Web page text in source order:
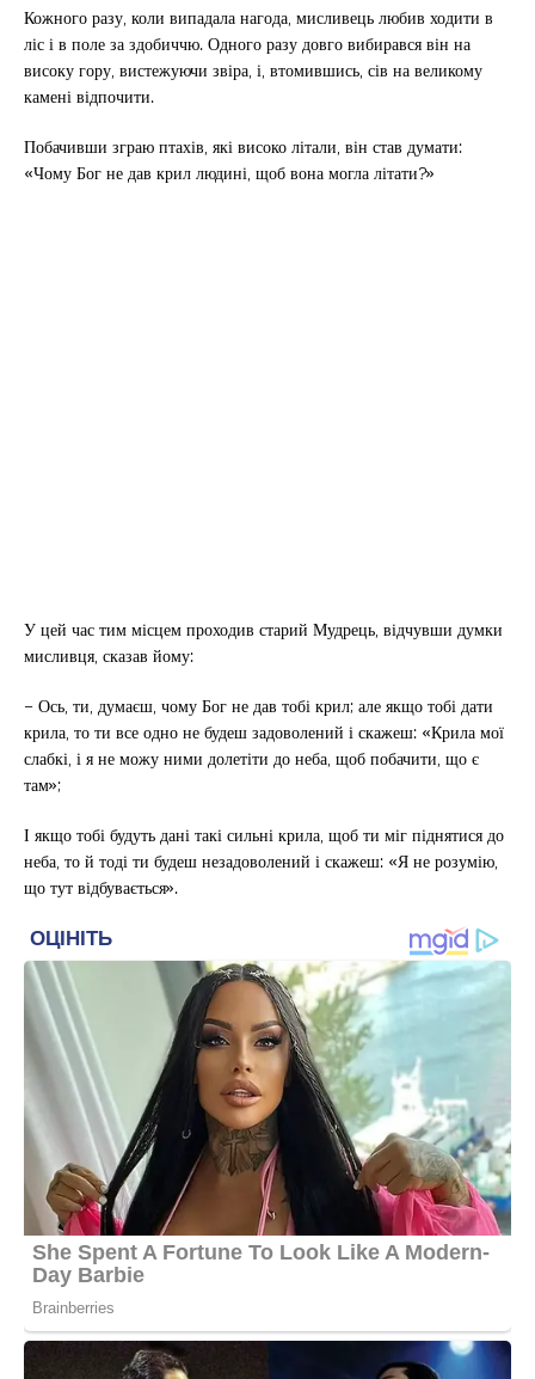
Кожного разу, коли випадала нагода, мисливець любив ходити в
ліс і в поле за здобиччю. Одного разу довго вибирався він на
високу гору, вистежуючи звіра, і, втомившись, сів на великому
камені відпочити.
Побачивши зграю птахів, які високо літали, він став думати:
«Чому Бог не дав крил людині, щоб вона могла літати?»
У цей час тим місцем проходив старий Мудрець, відчувши думки
мисливця, сказав йому:
– Ось, ти, думаєш, чому Бог не дав тобі крил; але якщо тобі дати
крила, то ти все одно не будеш задоволений і скажеш: «Крила мої
слабкі, і я не можу ними долетіти до неба, щоб побачити, що є
там»;
І якщо тобі будуть дані такі сильні крила, щоб ти міг піднятися до
неба, то й тоді ти будеш незадоволений і скажеш: «Я не розумію,
що тут відбувається».